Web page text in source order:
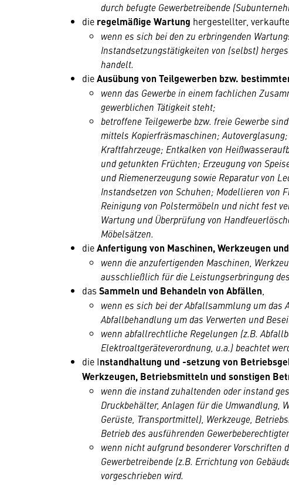
durch befugte Gewerbetreibende
die regelmäßige Wartung hergestellter,
wenn es sich bei den zu erbringenden
Instandsetzungstätigkeiten von (selbst)
handelt.
dieAusübung von Teilgewerben bzw.
wenn das Gewerbe in einem fachlichen
gewerblichen Tätigkeit steht;
betroffene Teilgewerbe bzw. freie Gewerbe
mittels Kopierfräsmaschinen;
Kraftfahrzeuge; Entkalken von
und getunkten Früchten; Erzeugung von
und Riemenerzeugung sowie Reparatur von
Instandsetzen von Schuhen; Modellieren von
Reinigung von Polstermöbeln und nicht fest
Wartung und Überprüfung von
Möbelsätzen.
dieAnfertigung von Maschinen, Werkzeugen
wenn die anzufertigenden Maschinen,
ausschließlich für die Leistungserbringung
das Sammeln und Behandeln von Abfällen
wenn es sich bei der Abfallsammlung um das
Abfallbehandlung um das Verwerten und
wenn abfallrechtliche Regelungen (z.B.
Elektroaltgeräteverordnung, u.a.) beachtet
die Instandhaltung und -setzung von
Werkzeugen, Betriebsmitteln und sonstigen
wenn die instand zuhaltenden oder instand
Druckbehälter, Anlagen für die Umwandlung,
Gerüste, Transportmittel), Werkzeuge,
Betrieb des ausführenden
wenn nicht aufgrund besonderer
Gewerbetreibende (z.B. Errichtung von
vorgeschrieben wird.